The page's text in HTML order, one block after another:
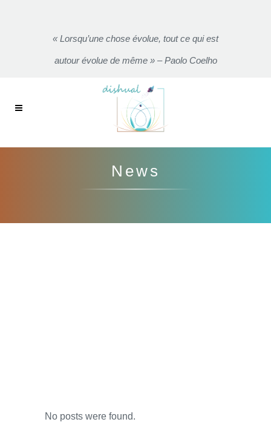
« Lorsqu’une chose évolue, tout ce qui est
autour évolue de même » – Paolo Coelho
News
No posts were found.